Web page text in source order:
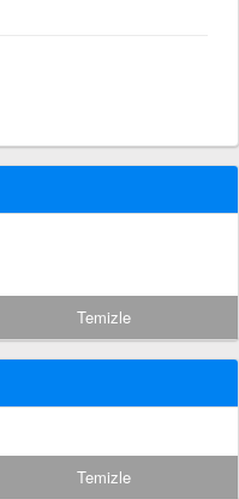
Temizle
Temizle